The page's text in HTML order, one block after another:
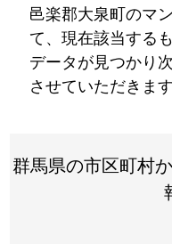
邑楽郡大泉町のマ
て、現在該当する
データが見つかり
させていただきます
群馬県の市区町村